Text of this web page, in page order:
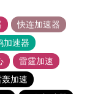
快连加速器
加速器
雷霆加速
轰加速